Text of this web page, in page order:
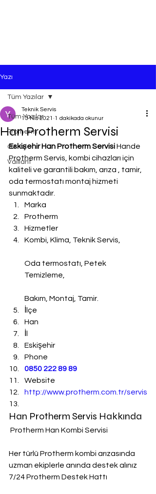
Yazı
Tüm Yazılar
Protherm
Genel
Vaillant
Tüm Yazılar
Han Protherm Servisi
Teknik Servis
13 Nis 2021 1 dakikada okunur
Eskişehir Han Protherm Servisi Hande
Protherm Servis, kombi cihazları için
kaliteli ve garantili bakım, arıza , tamir,
oda termostatı montaj hizmeti
sunmaktadır.
Marka
Protherm
Hizmetler
Kombi, Klima, Teknik Servis,
Oda termostatı, Petek
Temizleme,
Bakım, Montaj, Tamir.
İlçe
Han
Eskişehir
Phone
0850 222 89 89
Website
http://www.protherm.com.tr/servis
Han Protherm Servis Hakkında
Protherm Han Kombi Servisi
Her türlü Protherm kombi arızasında
uzman ekiplerle anında destek alınız
7/24 Protherm Destek Hattı